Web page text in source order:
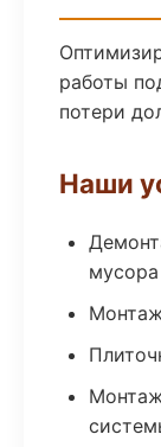
работы
потери
Наши
мусора